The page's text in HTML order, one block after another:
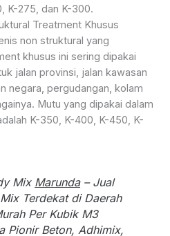
K-275, dan K-300.
Treatment Khusus
non struktural yang
khusus ini sering dipakai
jalan provinsi, jalan kawasan
negara, pergudangan, kolam
Mutu yang dipakai dalam
K-350, K-400, K-450, K-
Mix Marunda– Jual
Terdekat di Daerah
Per Kubik M3
Pionir Beton, Adhimix,